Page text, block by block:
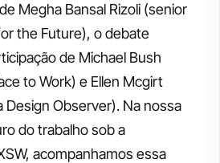
Megha Bansal Rizoli (senior
the Future), o debate
de Michael Bush
to Work) e Ellen Mcgirt
Design Observer). Na nossa
do trabalho sob a
acompanhamos essa